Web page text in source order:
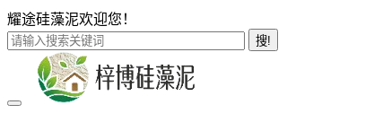
耀途硅藻泥欢迎您！
搜!